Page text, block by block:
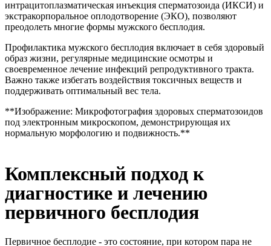
интрацитоплазматическая инъекция сперматозоида (ИКСИ) и
экстракорпоральное оплодотворение (ЭКО), позволяют
преодолеть многие формы мужского бесплодия.
Профилактика мужского бесплодия включает в себя здоровый
образ жизни, регулярные медицинские осмотры и
своевременное лечение инфекций репродуктивного тракта.
Важно также избегать воздействия токсичных веществ и
поддерживать оптимальный вес тела.
**Изображение: Микрофотография здоровых сперматозоидов
под электронным микроскопом, демонстрирующая их
нормальную морфологию и подвижность.**
Комплексный подход к
диагностике и лечению
первичного бесплодия
Первичное бесплодие - это состояние, при котором пара не